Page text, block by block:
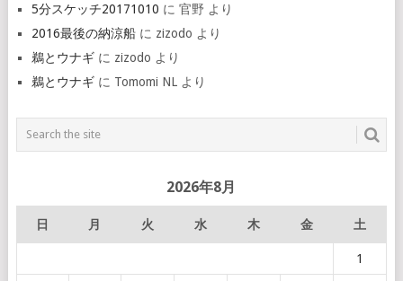
5分スケッチ20171010 に 官野 より
2016最後の納涼船に zizodo より
鵜とウナギに zizodo より
鵜とウナギに Tomomi NLより
2026年8月
日 月 火 水 木 金 土
1